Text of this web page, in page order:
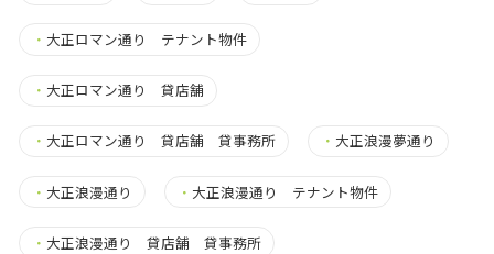
・ 大正ロマン通り テナント物件
・ 大正ロマン通り 貸店舗
・ 大正ロマン通り 貸店舗 貸事務所 ・ 大正浪漫夢通り
・ 大正浪漫通り ・ 大正浪漫通り テナント物件
・ 大正浪漫通り 貸店舗 貸事務所